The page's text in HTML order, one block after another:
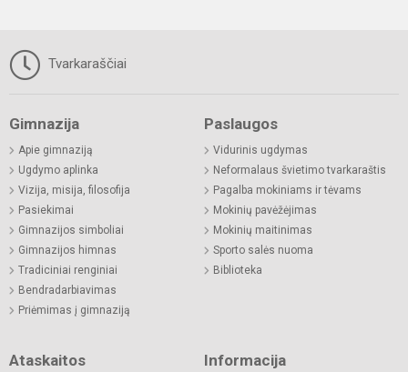
Tvarkaraščiai
Gimnazija
Apie gimnaziją
Ugdymo aplinka
Vizija, misija, filosofija
Pasiekimai
Gimnazijos simboliai
Gimnazijos himnas
Tradiciniai renginiai
Bendradarbiavimas
Priėmimas į gimnaziją
Paslaugos
Vidurinis ugdymas
Neformalaus švietimo tvarkaraštis
Pagalba mokiniams ir tėvams
Mokinių pavėžėjimas
Mokinių maitinimas
Sporto salės nuoma
Biblioteka
Ataskaitos Informacija